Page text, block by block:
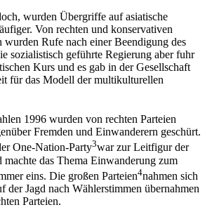
wurden Übergriffe auf asiatische
Von rechten und konservativen
Rufe nach einer Beendigung des
sozialistisch geführte Regierung aber fuhr
Kurs und es gab in der Gesellschaft
für das Modell der multikulturellen
1996 wurden von rechten Parteien
Fremden und Einwanderern geschürt.
One-Nation-Party3war zur Leitfigur der
machte das Thema Einwanderung zum
eins. Die großen Parteien4nahmen sich
der Jagd nach Wählerstimmen übernahmen
Parteien.